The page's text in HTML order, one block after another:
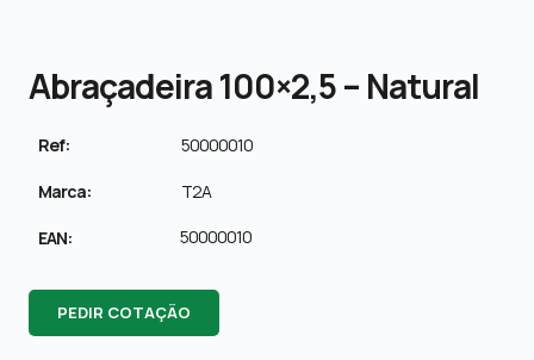
Abraçadeira 100×2,5 – Natural
Ref: 50000010
Marca: T2A
EAN: 50000010
PEDIR COTAÇÃO